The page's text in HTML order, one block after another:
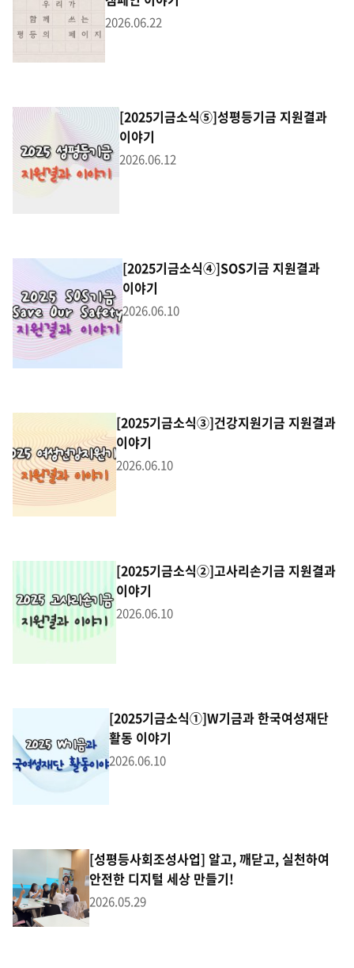
2026.06.22
[2025기금소식⑤]성평등기금 지원결과
이야기
2026.06.12
[2025기금소식④]SOS기금 지원결과
이야기
2026.06.10
[2025기금소식③]건강지원기금 지원결과
이야기
2026.06.10
[2025기금소식②]고사리손기금 지원결과
이야기
2026.06.10
[2025기금소식①]W기금과 한국여성재단
활동 이야기
2026.06.10
[성평등사회조성사업] 알고, 깨닫고, 실천하여
안전한 디지털 세상 만들기!
2026.05.29